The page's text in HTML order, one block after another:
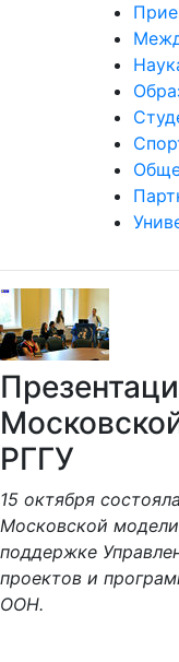
РГГУ
15 октября
Московской
поддержке
проектов и
ООН.